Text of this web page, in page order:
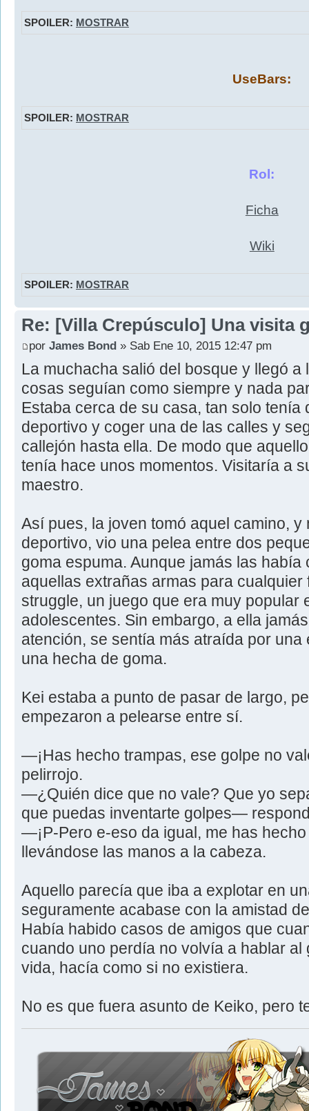
SPOILER: MOSTRAR
UseBars:
SPOILER: MOSTRAR
Rol:
Ficha
Wiki
SPOILER: MOSTRAR
Re: [Villa Crepúsculo] Una visita
por James Bond » Sab Ene 10, 2015 12:47 pm
La muchacha salió del bosque y llegó
cosas seguían como siempre y nada
Estaba cerca de su casa, tan solo tenía
deportivo y coger una de las calles y
callejón hasta ella. De modo que
tenía hace unos momentos. Visitaría a
maestro.
Así pues, la joven tomó aquel camino,
deportivo, vio una pelea entre dos
goma espuma. Aunque jamás las
aquellas extrañas armas para
struggle, un juego que era muy popular
adolescentes. Sin embargo, a ella
atención, se sentía más atraída por
una hecha de goma.
Kei estaba a punto de pasar de largo,
empezaron a pelearse entre sí.
—¡Has hecho trampas, ese golpe no
pelirrojo.
—¿Quién dice que no vale? Que yo
que puedas inventarte golpes—
—¡P-Pero e-eso da igual, me has
llevándose las manos a la cabeza.
Aquello parecía que iba a explotar en
seguramente acabase con la amistad
Había habido casos de amigos que
cuando uno perdía no volvía a hablar al
vida, hacía como si no existiera.
No es que fuera asunto de Keiko, pero